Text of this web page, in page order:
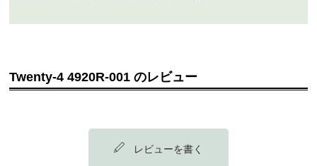
Twenty-4 4920R-001 のレビュー
レビューを書く